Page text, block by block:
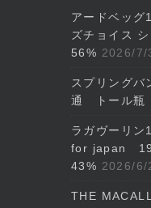
アードベッ
ズチョイス
56% 2026/7/
スプリング
通 トール
ラガヴーリ
for japan
43% 2026/6/
THE